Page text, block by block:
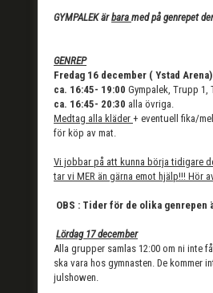
GYMPALEK ärbara med på genrepet
GENREP
Fredag 16 december ( Ystad Arena)
ca. 16:45- 19:00 Gympalek, Trupp
ca. 16:45- 20:30 alla övriga.
Medtag alla kläder + eventuell fika/
för köp av mat.
Vi jobbar på att kunna börja tidigare
tar vi MER än gärna emot hjälp!!! Hör
OBS : Tider för de olika
Lördag 17 december
Alla grupper samlas 12:00 om ni inte
ska vara hos gymnasten. De kommer
julshowen.